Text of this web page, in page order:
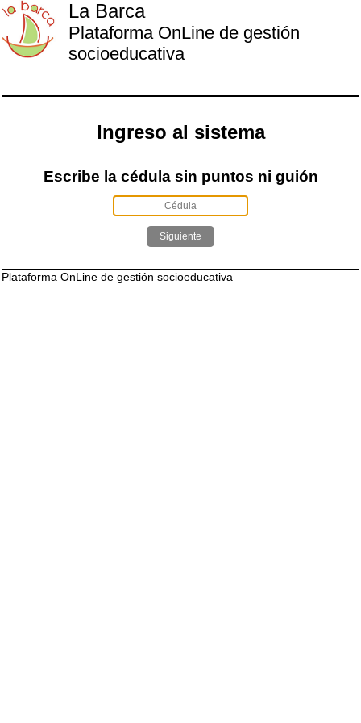
La Barca
Plataforma OnLine de gestión
socioeducativa
Ingreso al sistema
Escribe la cédula sin puntos ni guión
Plataforma OnLine de gestión socioeducativa